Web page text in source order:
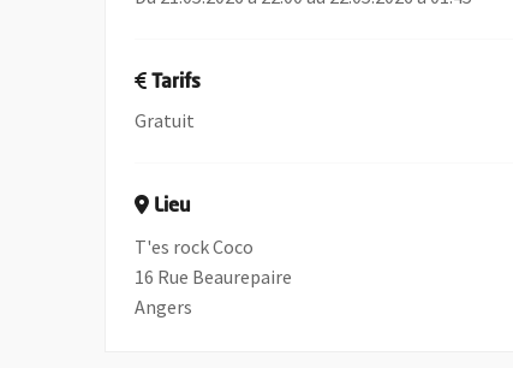
Tarifs
Gratuit
Lieu
T'es rock Coco
16 Rue Beaurepaire
Angers